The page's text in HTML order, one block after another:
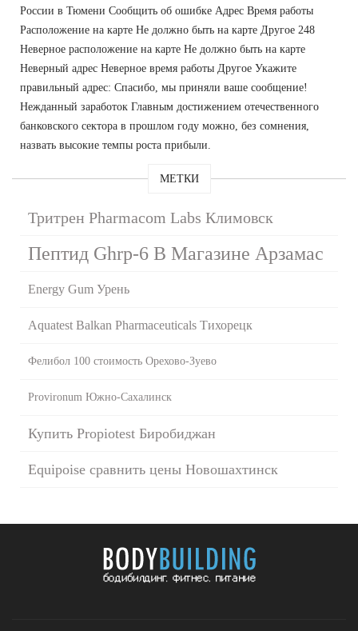
России в Тюмени Сообщить об ошибке Адрес Время работы
Расположение на карте Не должно быть на карте Другое 248
Неверное расположение на карте Не должно быть на карте
Неверный адрес Неверное время работы Другое Укажите
правильный адрес: Спасибо, мы приняли ваше сообщение!
Нежданный заработок Главным достижением отечественного
банковского сектора в прошлом году можно, без сомнения,
назвать высокие темпы роста прибыли.
МЕТКИ
Тритрен Pharmacom Labs Климовск
Пептид Ghrp-6 В Магазине Арзамас
Energy Gum Урень
Aquatest Balkan Pharmaceuticals Тихорецк
Фелибол 100 стоимость Орехово-Зуево
Provironum Южно-Сахалинск
Купить Propiotest Биробиджан
Equipoise сравнить цены Новошахтинск